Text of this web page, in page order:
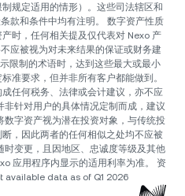
规定适用的情形）。这些司法辖区和
款和条件中均有注明。 数字资产性质
时，任何相关提及仅代表对 Nexo 产
应被视为对未来结果的保证或财务建
限制的术语时，达到这些最大或最小
准要求，但并非所有客户都能做到。
任何税务、法律或会计建议，亦不应
针对用户的具体情况定制而成，建议
数字资产视为潜在投资对象，与传统投
，因此两者的任何相似之处均不应被
变更，且因地区、忠诚度等级及其他
应用程序内显示的适用利率为准。 资
available data as of Q1 2026